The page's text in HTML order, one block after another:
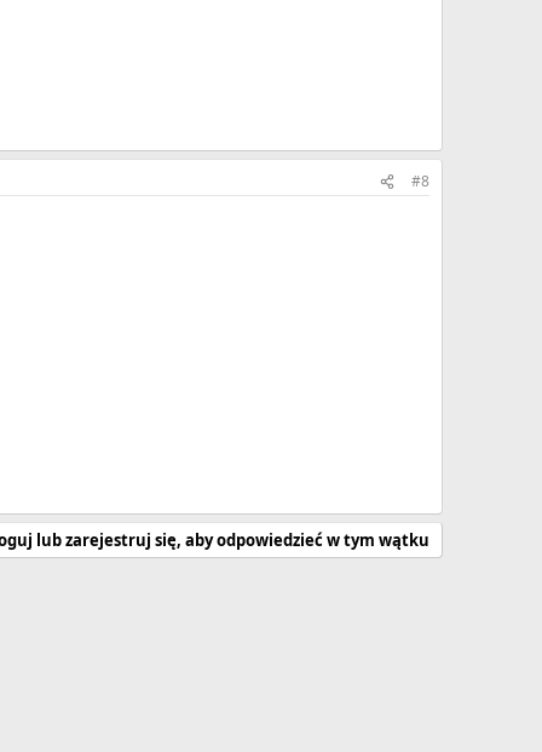
#8
lub zarejestruj się, aby odpowiedzieć w tym wątku